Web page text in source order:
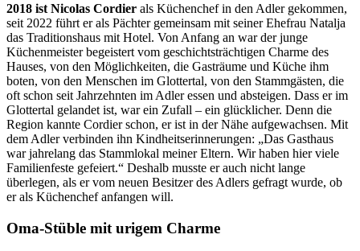
2018 ist Nicolas Cordier als Küchenchef in den Adler gekommen,
seit 2022 führt er als Pächter gemeinsam mit seiner Ehefrau Natalja
das Traditionshaus mit Hotel. Von Anfang an war derjunge
Küchenmeister begeistert vom geschichtsträchtigen Charme des
Hauses, von den Möglichkeiten, die Gasträume und Küche ihm
boten, von den Menschen im Glottertal, von den Stammgästen, die
oft schon seit Jahrzehnten im Adler essen und absteigen. Dass er im
Glottertal gelandet ist, war ein Zufall – ein glücklicher. Denn die
Region kannte Cordier schon, er ist in der Nähe aufgewachsen. Mit
dem Adler verbinden ihn Kindheitserinnerungen: „Das Gasthaus
war jahrelang das Stammlokal meiner Eltern. Wir haben hier viele
Familienfeste gefeiert.“ Deshalb musste er auch nicht lange
überlegen, als er vom neuen Besitzer des Adlers gefragt wurde, ob
er als Küchenchef anfangen will.
Oma-Stüble mit urigem Charme